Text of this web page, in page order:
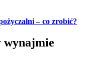
– co zrobić?
wynajmie